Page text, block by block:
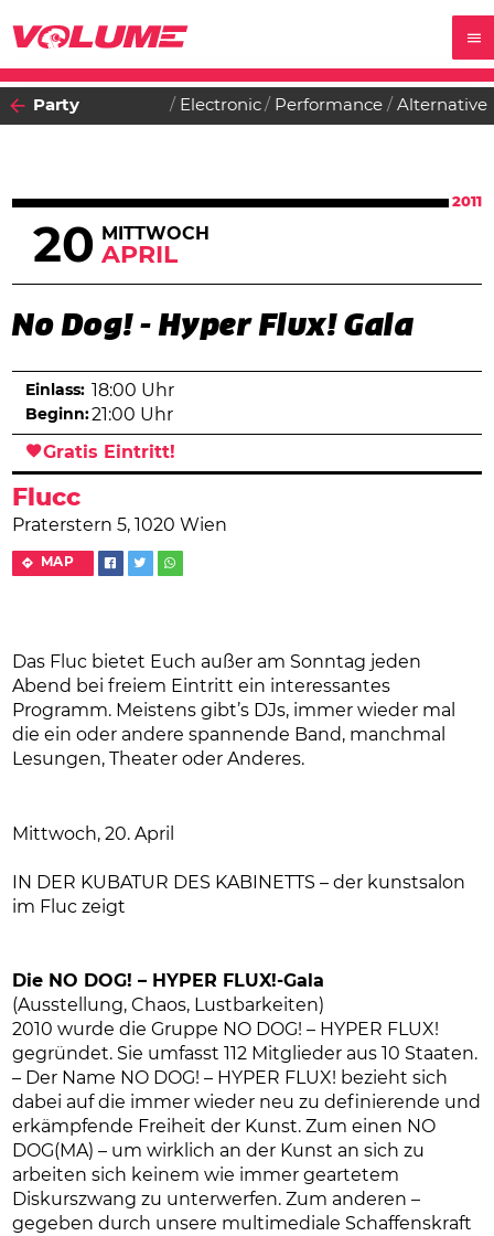
Party Electronic Performance Alternative
2011
20 MITTWOCH
APRIL
No Dog! - Hyper Flux! Gala
Flucc
Praterstern 5, 1020 Wien
MAP
Einlass: 18:00 Uhr
Beginn:21:00 Uhr
Gratis Eintritt!
Das Fluc bietet Euch außer am Sonntag jeden
Abend bei freiem Eintritt ein interessantes
Programm. Meistens gibt’s DJs, immer wieder mal
die ein oder andere spannende Band, manchmal
Lesungen, Theater oder Anderes.
Mittwoch, 20. April
IN DER KUBATUR DES KABINETTS – der kunstsalon
im Fluc zeigt
Die NO DOG! – HYPER FLUX!-Gala
(Ausstellung, Chaos, Lustbarkeiten)
2010 wurde die Gruppe NO DOG! – HYPER FLUX!
gegründet. Sie umfasst 112 Mitglieder aus 10 Staaten.
– Der Name NO DOG! – HYPER FLUX! bezieht sich
dabei auf die immer wieder neu zu definierende und
erkämpfende Freiheit der Kunst. Zum einen NO
DOG(MA) – um wirklich an der Kunst an sich zu
arbeiten sich keinem wie immer geartetem
Diskurszwang zu unterwerfen. Zum anderen –
gegeben durch unsere multimediale Schaffenskraft